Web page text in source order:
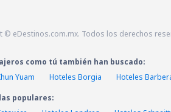
© eDestinos.com.mx. Todos los derechos
como tú también han buscado:
Yuam
Hoteles Borgia Hoteles
populares: